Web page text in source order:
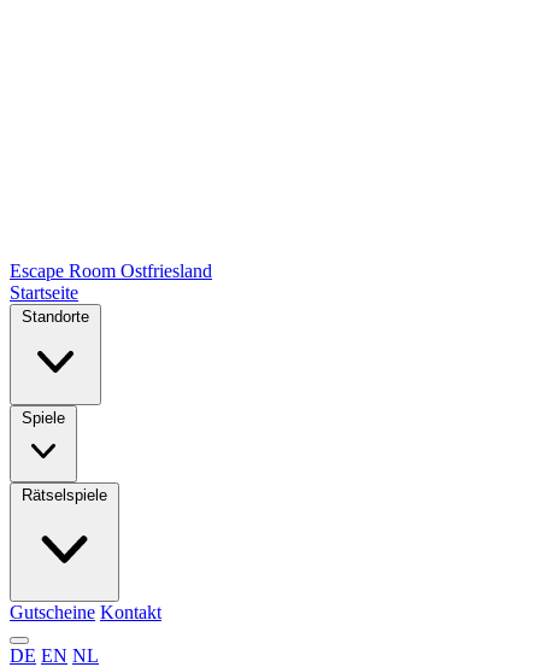
Escape Room Ostfriesland
Startseite
Standorte
Spiele
Rätselspiele
Gutscheine Kontakt
DE EN NL